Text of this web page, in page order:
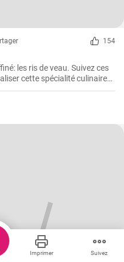
154
les ris de veau. Suivez ces
cette spécialité culinaire
délicate et leur goût savoureux
Imprimer Suivez